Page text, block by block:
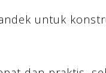
untuk